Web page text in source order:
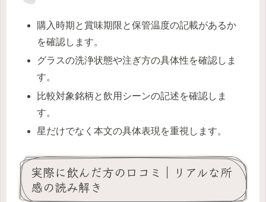
購入時期と賞味期限と保管温度の記載があるか
を確認します。
グラスの洗浄状態や注ぎ方の具体性を確認しま
す。
比較対象銘柄と飲用シーンの記述を確認しま
す。
星だけでなく本文の具体表現を重視します。
実際に飲んだ方の口コミ｜リアルな所
感の読み解き